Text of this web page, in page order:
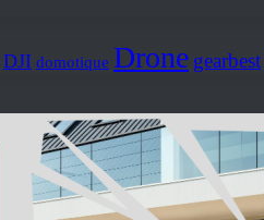
DJI domotique Drone gearbest